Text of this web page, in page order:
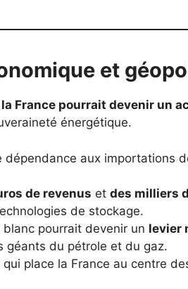
et
la France pourrait devenir un
énergétique.
dépendance aux importations
de revenus et des milliers
de stockage.
blanc pourrait devenir un levier
géants du pétrole et du gaz.
place la France au centre